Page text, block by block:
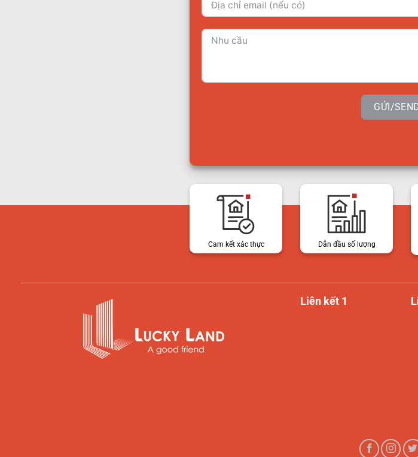
GỬI/
Cam kết xác thực Dẫn đầu số lượng
Liên kết 1